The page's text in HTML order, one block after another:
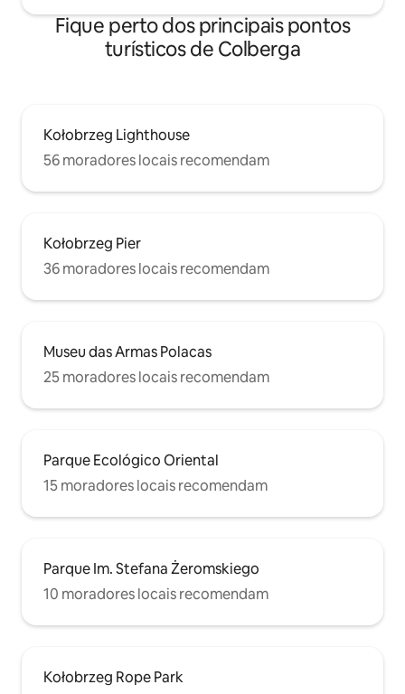
Fique perto dos principais pontos
turísticos de Colberga
Kołobrzeg Lighthouse
56 moradores locais recomendam
Kołobrzeg Pier
36 moradores locais recomendam
Museu das Armas Polacas
25 moradores locais recomendam
Parque Ecológico Oriental
15 moradores locais recomendam
Parque Im. Stefana Żeromskiego
10 moradores locais recomendam
Kołobrzeg Rope Park